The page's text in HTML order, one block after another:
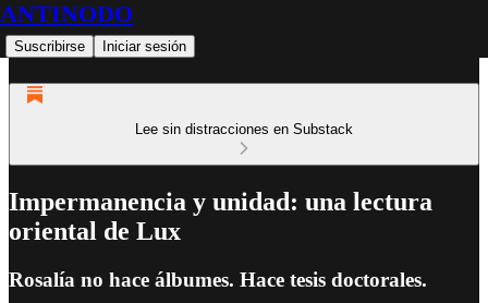
ANTINODO
Suscribirse Iniciar sesión
Lee sin distracciones en Substack
Impermanencia y unidad: una lectura
oriental de Lux
Rosalía no hace álbumes. Hace tesis doctorales.